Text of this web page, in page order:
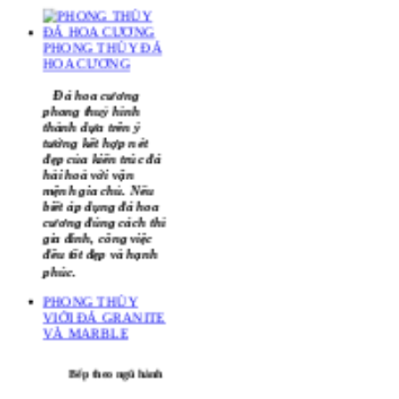
thủy, nó sẽ phân chia
đều sự may mắn giữa
các phần trong nhà.
PHONG THỦY ĐÁ
HOA CƯƠNG
Đá hoa cương
phong thuỷ hình
thành dựa trên ý
tưởng kết hợp nét
đẹp của kiến trúc đá
hài hoà với vận
mệnh gia chủ. Nếu
biết áp dụng đá hoa
cương đúng cách thì
gia đình, công việc
đều tốt đẹp và hạnh
phúc.
VIỚI ĐÁ GRANITE